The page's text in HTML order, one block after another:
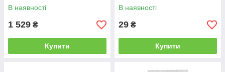
В наявності
1 529 ₴
Купити
В наявності
29 ₴
Купити